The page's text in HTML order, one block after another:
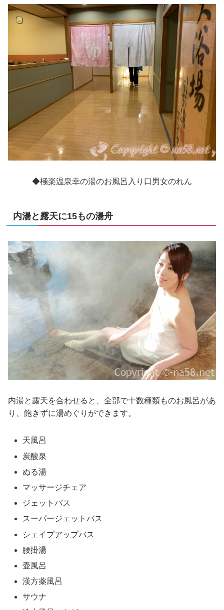
◆極楽温泉幸の湯のお風呂入り口男女のれん
内湯と露天に15もの湯舟
内湯と露天を合わせると、全部で十数種類ものお風呂があ
り、飽きずに湯めぐりができます。
天風呂
炭酸泉
ぬる湯
マッサージチェア
ジェットバス
スーパージェットバス
シェイプアップバス
腰掛湯
壷風呂
漢方薬風呂
サウナ